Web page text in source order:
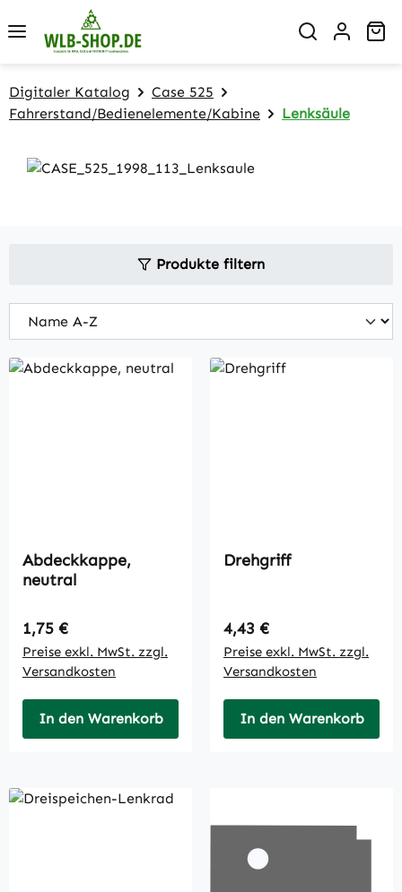
Zum Hauptinhalt springen
Digitaler Katalog
Case 525
Fahrerstand/Bedienelemente/Kabine
Lenksäule
Produkte filtern
Abdeckkappe,
neutral
Regulärer Preis:
1,75 €
Preise exkl. MwSt. zzgl.
Versandkosten
In den Warenkorb
Drehgriff
Regulärer Preis:
4,43 €
Preise exkl. MwSt. zzgl.
Versandkosten
In den Warenkorb